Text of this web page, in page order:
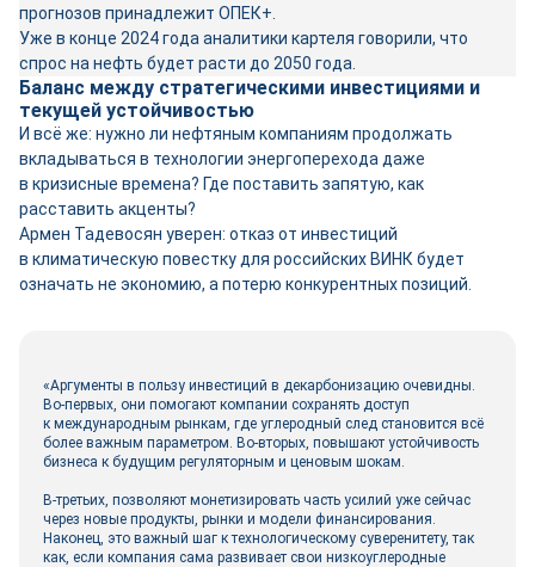
прогнозов принадлежит ОПЕК+.
Уже в конце 2024 года аналитики картеля говорили, что
спрос на нефть будет расти до 2050 года.
Баланс между стратегическими инвестициями и
текущей устойчивостью
И всё же: нужно ли нефтяным компаниям продолжать
вкладываться в технологии энергоперехода даже
в кризисные времена? Где поставить запятую, как
расставить акценты?
Армен Тадевосян уверен: отказ от инвестиций
в климатическую повестку для российских ВИНК будет
означать не экономию, а потерю конкурентных позиций.
«Аргументы в пользу инвестиций в декарбонизацию очевидны.
Во-первых, они помогают компании сохранять доступ
к международным рынкам, где углеродный след становится всё
более важным параметром. Во-вторых, повышают устойчивость
бизнеса к будущим регуляторным и ценовым шокам.
В-третьих, позволяют монетизировать часть усилий уже сейчас
через новые продукты, рынки и модели финансирования.
Наконец, это важный шаг к технологическому суверенитету, так
как, если компания сама развивает свои низкоуглеродные